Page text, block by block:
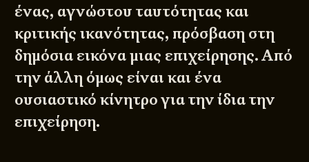
ένας, αγνώστου ταυτότητας και
κριτικής ικανότητας, πρόσβαση στη
δημόσια εικόνα μιας επιχείρησης. Από
την άλλη όμως είναι και ένα
ουσιαστικό κίνητρο για την ίδια την
επιχείρηση.